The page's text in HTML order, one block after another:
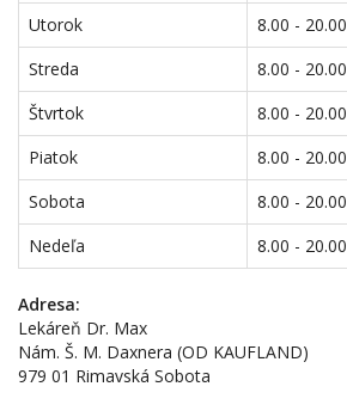
Utorok
8.00 - 20.00
Streda
8.00 - 20.00
Štvrtok
8.00 - 20.00
Piatok
8.00 - 20.00
Sobota
8.00 - 20.00
Nedeľa
8.00 - 20.00
Adresa:
Lekáreň Dr. Max
Nám. Š. M. Daxnera (OD KAUFLAND)
979 01 Rimavská Sobota